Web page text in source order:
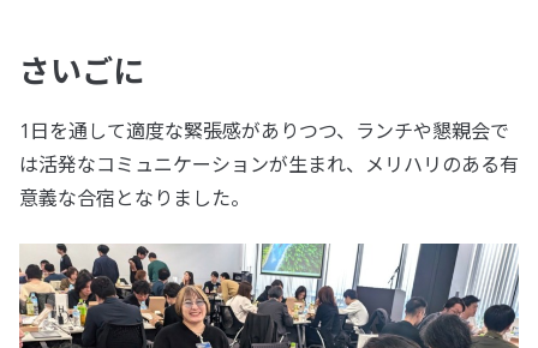
さいごに
1日を通して適度な緊張感がありつつ、ランチや懇親会で
は活発なコミュニケーションが生まれ、メリハリのある有
意義な合宿となりました。